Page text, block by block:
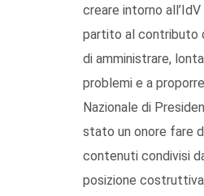
creare intorno
partito al contributo
di amministrare,
problemi e a
Nazionale di
stato un onore fare
contenuti condivisi
posizione